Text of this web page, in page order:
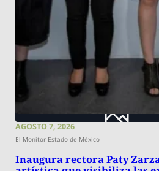
AGOSTO 7, 2026
El Monitor Estado de México
Inaugura rectora Paty